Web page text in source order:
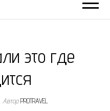
это где
АвторPROTRAVEL